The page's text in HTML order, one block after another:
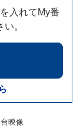
入れてMy番
。
映像